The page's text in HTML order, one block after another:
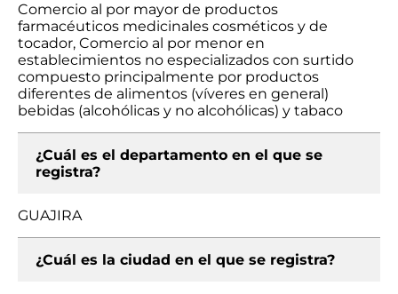
Comercio al por mayor de productos
farmacéuticos medicinales cosméticos y de
tocador, Comercio al por menor en
establecimientos no especializados con surtido
compuesto principalmente por productos
diferentes de alimentos (víveres en general)
bebidas (alcohólicas y no alcohólicas) y tabaco
¿Cuál es el departamento en el que se
registra?
GUAJIRA
¿Cuál es la ciudad en el que se registra?